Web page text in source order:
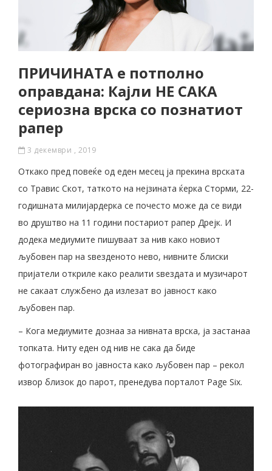
ПРИЧИНАТА е потполно
оправдана: Кајли НЕ САКА
сериозна врска со познатиот
рапер
3 декември , 2019
Откако пред повеќе од еден месец ја прекина врската
со Травис Скот, таткото на нејзината ќерка Сторми, 22-
годишната милијардерка се почесто може да се види
во друштво на 11 години постариот рапер Дрејк. И
додека медиумите пишуваат за нив како новиот
љубовен пар на ѕвезденото нево, нивните блиски
пријатели откриле како реалити ѕвездата и музичарот
не сакаат службено да излезат во јавност како
љубовен пар.
– Кога медиумите дознаа за нивната врска, ја застанаа
топката. Ниту еден од нив не сака да биде
фотографиран во јавноста како љубовен пар – рекол
извор близок до парот, пренедува порталот Page Six.